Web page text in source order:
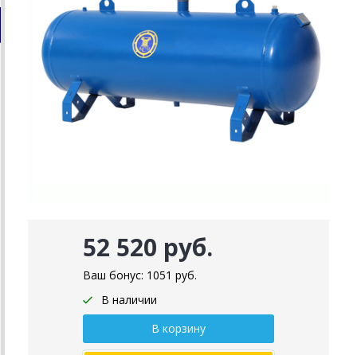
52 520 руб.
Ваш бонус: 1051 руб.
В наличии